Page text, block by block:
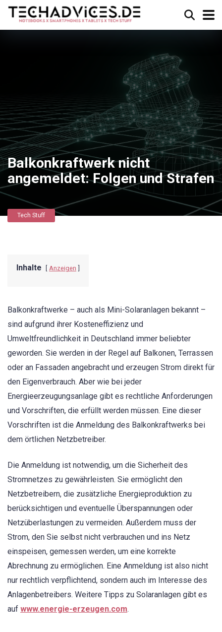
Balkonkraftwerk nicht
angemeldet: Folgen und Strafen
Tech Stuff
Inhalte Anzeigen
Balkonkraftwerke – auch als Mini-Solaranlagen bekannt –
sind aufgrund ihrer Kosteneffizienz und
Umweltfreundlichkeit in Deutschland immer beliebter
geworden. Sie werden in der Regel auf Balkonen, Terrassen
oder an Fassaden angebracht und erzeugen Strom direkt für
den Eigenverbrauch. Aber wie bei jeder
Energieerzeugungsanlage gibt es rechtliche Anforderungen
und Vorschriften, die erfüllt werden müssen. Eine dieser
Vorschriften ist die Anmeldung des Balkonkraftwerks bei
dem örtlichen Netzbetreiber.
Die Anmeldung ist notwendig, um die Sicherheit des
Stromnetzes zu gewährleisten. Sie ermöglicht den
Netzbetreibern, die zusätzliche Energieproduktion zu
berücksichtigen und eventuelle Überspannungen oder
Netzüberlastungen zu vermeiden. Außerdem muss der
Strom, den Sie selbst nicht verbrauchen und ins Netz
einspeisen, gemessen werden, um eine korrekte
Abrechnung zu ermöglichen. Eine Anmeldung ist also nicht
nur rechtlich verpflichtend, sondern auch im Interesse des
Anlagenbetreibers. Weitere Tipps zu Solaranlagen gibt es
auf www.energie-erzeugen.com.